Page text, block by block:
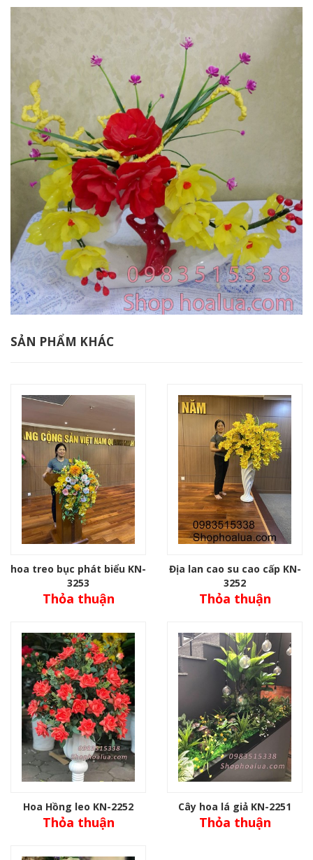
SẢN PHẨM KHÁC
hoa treo bục phát biểu KN-
3253
Thỏa thuận
Địa lan cao su cao cấp KN-
3252
Thỏa thuận
Hoa Hồng leo KN-2252
Thỏa thuận
Cây hoa lá giả KN-2251
Thỏa thuận